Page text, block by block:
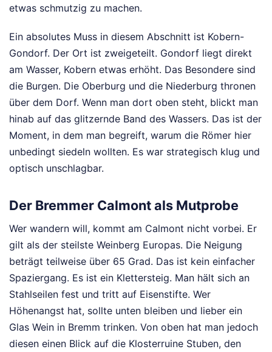
etwas schmutzig zu machen.
Ein absolutes Muss in diesem Abschnitt ist Kobern-
Gondorf. Der Ort ist zweigeteilt. Gondorf liegt direkt
am Wasser, Kobern etwas erhöht. Das Besondere sind
die Burgen. Die Oberburg und die Niederburg thronen
über dem Dorf. Wenn man dort oben steht, blickt man
hinab auf das glitzernde Band des Wassers. Das ist der
Moment, in dem man begreift, warum die Römer hier
unbedingt siedeln wollten. Es war strategisch klug und
optisch unschlagbar.
Der Bremmer Calmont als Mutprobe
Wer wandern will, kommt am Calmont nicht vorbei. Er
gilt als der steilste Weinberg Europas. Die Neigung
beträgt teilweise über 65 Grad. Das ist kein einfacher
Spaziergang. Es ist ein Klettersteig. Man hält sich an
Stahlseilen fest und tritt auf Eisenstifte. Wer
Höhenangst hat, sollte unten bleiben und lieber ein
Glas Wein in Bremm trinken. Von oben hat man jedoch
diesen einen Blick auf die Klosterruine Stuben, den